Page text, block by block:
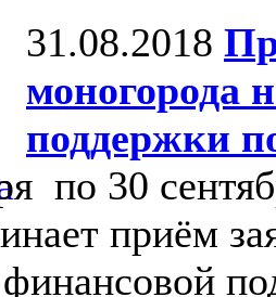
31.08.2018
моногорода
поддержки
по 30
приём